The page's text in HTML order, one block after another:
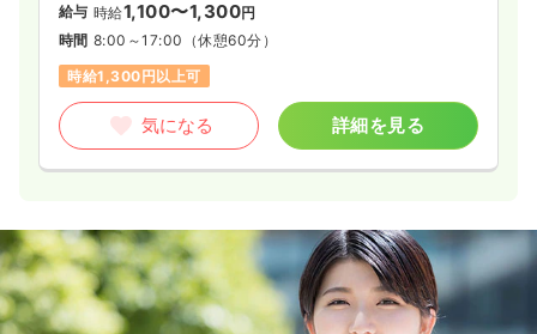
給与 時給1,100〜1,300円
時間 8:00～17:00 （休憩60分）
時給1,300円以上可
気になる 詳細を見る